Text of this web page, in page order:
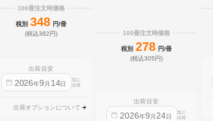
100冊注文時価格
税別 348 円/冊
(税込382円)
出荷目安
2026年9 月 14日
迄に
出荷
出荷オプションについて
100冊注文時価格
税別 278 円/冊
(税込305円)
出荷目安
2026年9 月 24日
迄に
出荷